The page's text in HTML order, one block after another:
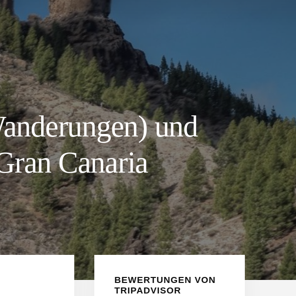
und
Canaria
Seitenspalte
BEWERTUNGEN VON
TRIPADVISOR